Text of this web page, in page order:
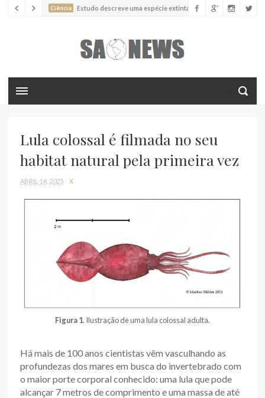
Ciência Estudo descreve uma espécie extinta de polvo que pode
Batimentos cardíacos promovem supressão do
crescimento de cânceres no coração de mamíferos, aponta estudo
Ciência Nova espécie descrita de aranha usa uma sofisticada
Lula colossal é filmada no seu
habitat natural pela primeira vez
ABRIL 16, 2025 X
Figura 1. Ilustração de uma lula colossal adulta.
Há mais de 100 anos cientistas vêm vasculhando as
profundezas dos mares em busca do invertebrado com
o maior porte corporal conhecido: uma lula que pode
alcançar 7 metros de comprimento e uma massa de até